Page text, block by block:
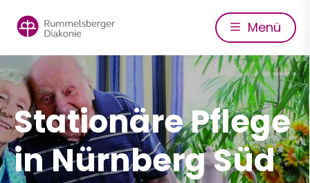
zum
Inhalt
Menü
Stationäre Pflege
in Nürnberg Süd